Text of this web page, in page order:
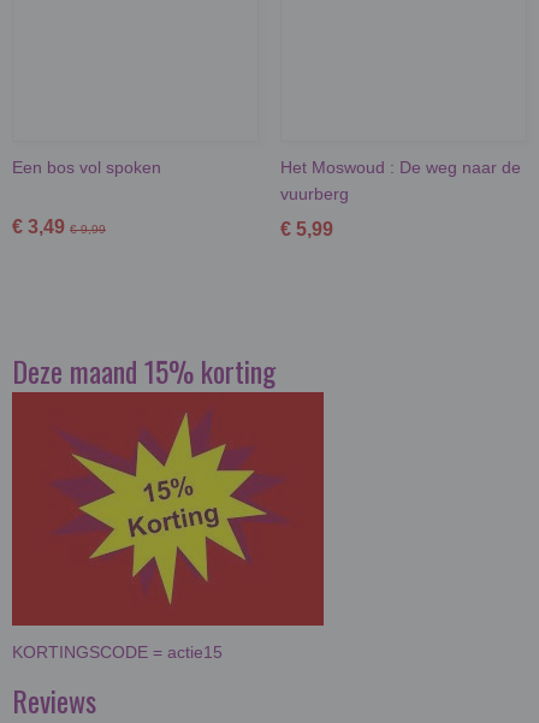
Een bos vol spoken
€ 3,49 € 9,99
Het Moswoud : De weg naar de
vuurberg
€ 5,99
Deze maand 15% korting
KORTINGSCODE = actie15
Reviews